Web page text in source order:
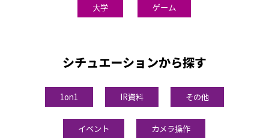
大学 ゲーム
シチュエーションから探す
1on1 IR資料 その他
イベント カメラ操作